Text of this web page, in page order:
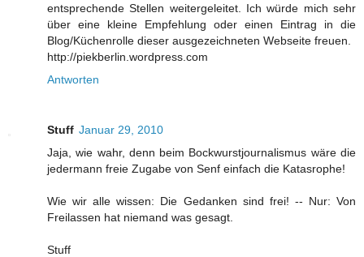
entsprechende Stellen weitergeleitet. Ich würde mich sehr
über eine kleine Empfehlung oder einen Eintrag in die
Blog/Küchenrolle dieser ausgezeichneten Webseite freuen.
http://piekberlin.wordpress.com
Antworten
Stuff Januar 29, 2010
Jaja, wie wahr, denn beim Bockwurstjournalismus wäre die
jedermann freie Zugabe von Senf einfach die Katasrophe!
Wie wir alle wissen: Die Gedanken sind frei! -- Nur: Von
Freilassen hat niemand was gesagt.
Stuff